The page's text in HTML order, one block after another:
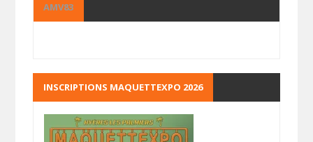
AMV83
INSCRIPTIONS MAQUETTEXPO 2026